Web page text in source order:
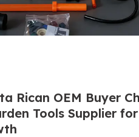
Rican OEM Buyer
Tools Supplier